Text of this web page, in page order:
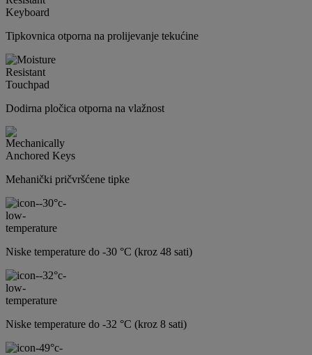
Tipkovnica otporna na prolijevanje tekućine
Dodirna pločica otporna na vlažnost
Mehanički pričvršćene tipke
Niske temperature do -30 °C (kroz 48 sati)
Niske temperature do -32 °C (kroz 8 sati)